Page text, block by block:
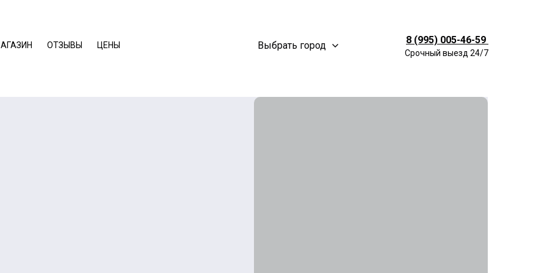
ОТЗЫВЫ ЦЕНЫ Выбрать город 8 (995) 005-46-59
Срочный выезд 24/7